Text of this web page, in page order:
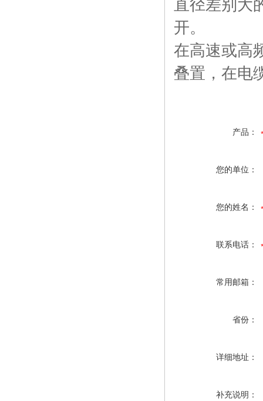
直径差别大
开。
在高速或高
叠置，在电
产品：
您的单位：
您的姓名：
联系电话：
常用邮箱：
省份：
详细地址：
补充说明：